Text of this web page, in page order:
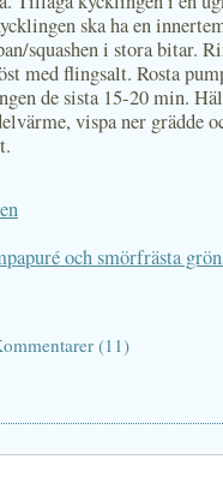
ska ha en
squashen i stora bitar.
med flingsalt. Rosta
de sista 15-20 min.
vispa ner grädde
och smörfrästa
(11)